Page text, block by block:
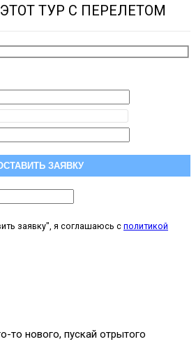
ТУР С ПЕРЕЛЕТОМ
заявку", я соглашаюсь с политикой
то нового, пускай отрытого